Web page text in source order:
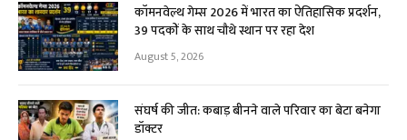
कॉमनवेल्थ गेम्स 2026 में भारत का ऐतिहासिक प्रदर्शन,
39 पदकों के साथ चौथे स्थान पर रहा देश
August 5, 2026
संघर्ष की जीत: कबाड़ बीनने वाले परिवार का बेटा बनेगा
डॉक्टर